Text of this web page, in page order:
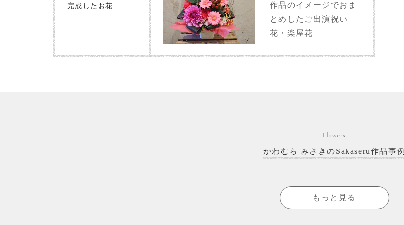
完成したお花
作品のイメージでおま
とめしたご出演祝い
花・楽屋花
Flowers
かわむら みさきのSakaseru作品事例
もっと見る